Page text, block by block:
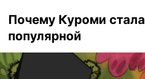
Почему Куроми стала
популярной